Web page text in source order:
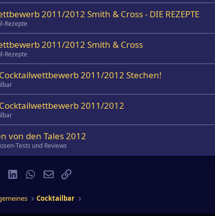
2011/2012 Smith & Cross - DIE REZEPTE
Rezepte
2011/2012 Smith & Cross
Rezepte
2011/2012 Stechen!
2011/2012
von den Tales 2012
Tests und Reviews
LinkedInWhatsApp
E-MailLink
Cocktailbar